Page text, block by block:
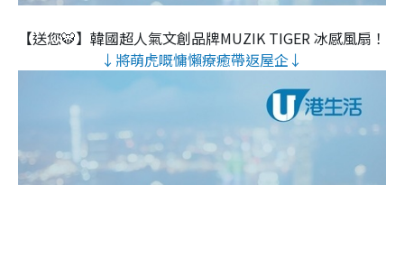
【送您🐯】韓國超人氣文創品牌MUZIK TIGER 冰感風扇！
↓將萌虎嘅慵懶療癒帶返屋企↓